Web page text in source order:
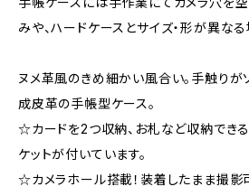
みや、ハードケースとサイズ・形が異な
ヌメ革風のきめ細かい風合い。手触りが
成皮革の手帳型ケース。
☆カードを2つ収納、お札など収納できる
ケットが付いています。
☆カメラホール搭載！装着したまま撮影